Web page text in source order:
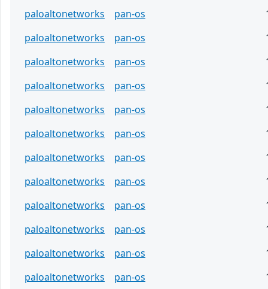
paloaltonetworks
pan-os
paloaltonetworks
pan-os
paloaltonetworks
pan-os
paloaltonetworks
pan-os
paloaltonetworks
pan-os
paloaltonetworks
pan-os
paloaltonetworks
pan-os
paloaltonetworks
pan-os
paloaltonetworks
pan-os
paloaltonetworks
pan-os
paloaltonetworks
pan-os
paloaltonetworks
pan-os